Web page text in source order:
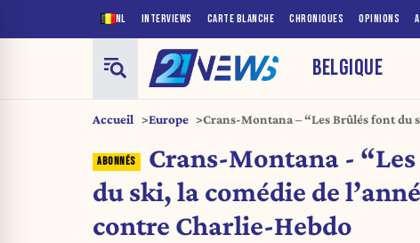
NL INTERVIEWS CARTE BLANCHE CHRONIQUES OPINIONS
BELGIQUE
Accueil Europe
Crans-Montana – “Les Brûlés font du
Crans-Montana -
du ski, la comédie de
contre Charlie-Hebdo